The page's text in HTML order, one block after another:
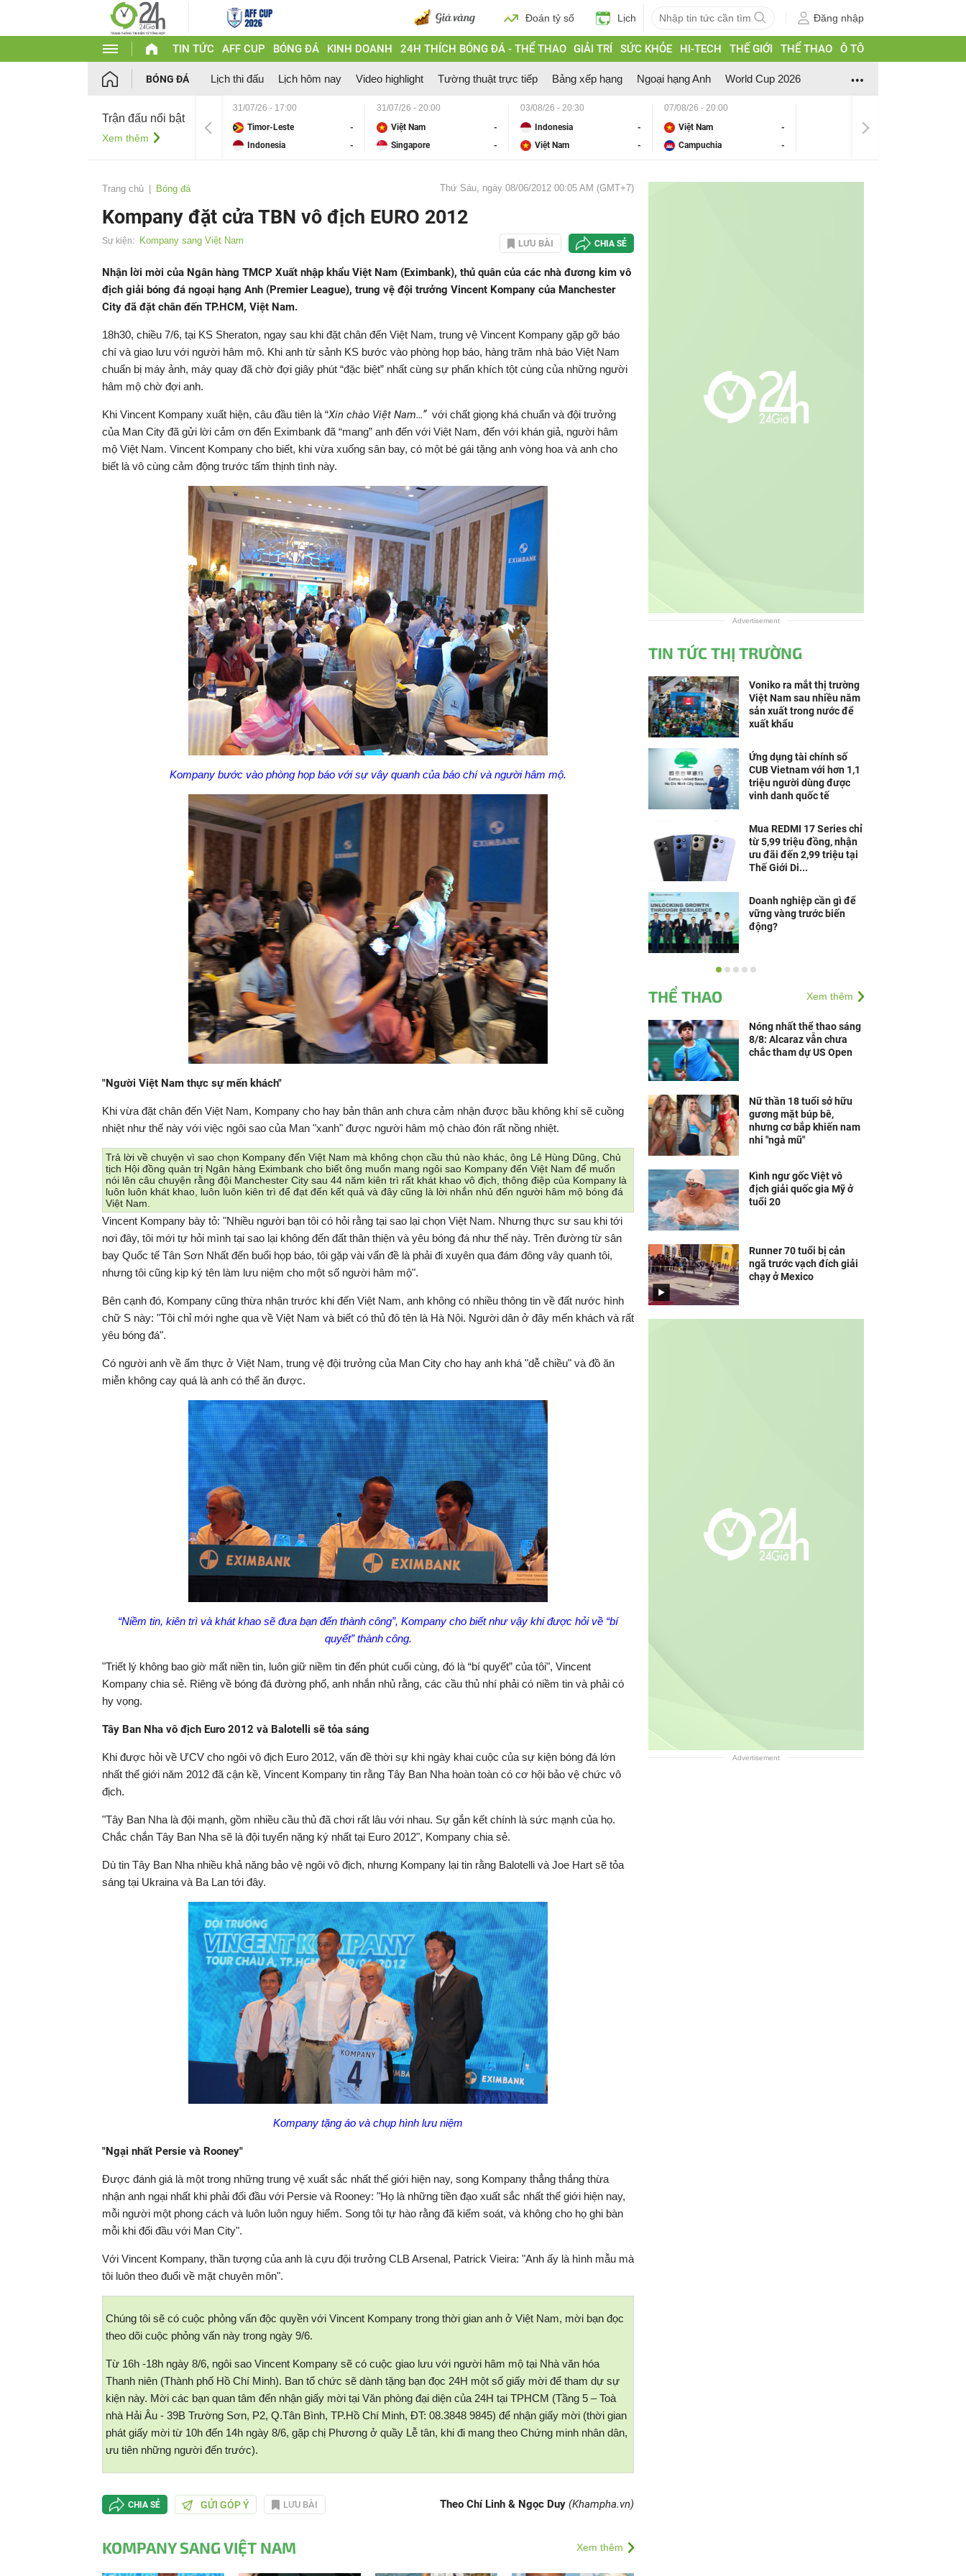
Đoán tỷ số Lịch Đăng nhập
TIN TỨC AFF CUP BÓNG ĐÁ KINH DOANH 24H THÍCH BÓNG ĐÁ - THỂ THAO GIẢI TRÍ SỨC KHỎE HI-TECH THẾ GIỚI THỂ THAO Ô TÔ
BÓNG ĐÁ Lịch thi đấu Lịch hôm nay Video highlight Tường thuật trực tiếp Bảng xếp hạng Ngoại hạng Anh World Cup 2026
Trận đấu nổi bật
Xem thêm
31/07/26 - 17:00
Timor-Leste
-
Indonesia
-
31/07/26 - 20:00
Việt Nam
-
Singapore
-
03/08/26 - 20:30
Indonesia
-
Việt Nam
-
07/08/26 - 20:00
Việt Nam
-
Campuchia
-
Trang chủ Bóng đá Thứ Sáu, ngày 08/06/2012 00:05 AM (GMT+7)
Kompany đặt cửa TBN vô địch EURO 2012
Sự kiện: Kompany sang Việt Nam LƯU BÀI CHIA SẺ
Nhận lời mời của Ngân hàng TMCP Xuất nhập khẩu Việt Nam (Eximbank), thủ quân của các nhà đương kim vô
địch giải bóng đá ngoại hạng Anh (Premier League), trung vệ đội trưởng Vincent Kompany của Manchester
City đã đặt chân đến TP.HCM, Việt Nam.
18h30, chiều 7/6, tại KS Sheraton, ngay sau khi đặt chân đến Việt Nam, trung vệ Vincent Kompany gặp gỡ báo
chí và giao lưu với người hâm mộ. Khi anh từ sảnh KS bước vào phòng họp báo, hàng trăm nhà báo Việt Nam
chuẩn bị máy ảnh, máy quay đã chờ đợi giây phút “đặc biệt” nhất cùng sự phấn khích tột cùng của những người
hâm mộ chờ đợi anh.
Khi Vincent Kompany xuất hiện, câu đầu tiên là “Xin chào Việt Nam…”với chất giọng khá chuẩn và đội trưởng
của Man City đã gửi lời cảm ơn đến Eximbank đã “mang” anh đến với Việt Nam, đến với khán giả, người hâm
mộ Việt Nam. Vincent Kompany cho biết, khi vừa xuống sân bay, có một bé gái tặng anh vòng hoa và anh cho
biết là vô cùng cảm động trước tấm thịnh tình này.
Kompany bước vào phòng họp báo với sự vây quanh của báo chí và người hâm mộ.
"Người Việt Nam thực sự mến khách"
Khi vừa đặt chân đến Việt Nam, Kompany cho hay bản thân anh chưa cảm nhận được bầu không khí sẽ cuồng
nhiệt như thế này với việc ngôi sao của Man "xanh" được người hâm mộ chào đón rất nồng nhiệt.
Trả lời về chuyện vì sao chọn Kompany đến Việt Nam mà không chọn cầu thủ nào khác, ông Lê Hùng Dũng, Chủ
tịch Hội đồng quản trị Ngân hàng Eximbank cho biết ông muốn mang ngôi sao Kompany đến Việt Nam để muốn
nói lên câu chuyện rằng đội Manchester City sau 44 năm kiên trì rất khát khao vô địch, thông điệp của Kompany là
luôn luôn khát khao, luôn luôn kiên trì để đạt đến kết quả và đây cũng là lời nhắn nhủ đến người hâm mộ bóng đá
Việt Nam.
Vincent Kompany bày tỏ: "Nhiều người bạn tôi có hỏi rằng tại sao lại chọn Việt Nam. Nhưng thực sư sau khi tới
nơi đây, tôi mới tự hỏi mình tại sao lại không đến đất thân thiện và yêu bóng đá như thế này. Trên đường từ sân
bay Quốc tế Tân Sơn Nhất đến buổi họp báo, tôi gặp vài vấn đề là phải đi xuyên qua đám đông vây quanh tôi,
nhưng tôi cũng kịp ký tên làm lưu niệm cho một số người hâm mộ".
Bên cạnh đó, Kompany cũng thừa nhận trước khi đến Việt Nam, anh không có nhiều thông tin về đất nước hình
chữ S này: "Tôi chỉ mới nghe qua về Việt Nam và biết có thủ đô tên là Hà Nội. Người dân ở đây mến khách và rất
yêu bóng đá".
Có người anh về ẩm thực ở Việt Nam, trung vệ đội trưởng của Man City cho hay anh khá "dễ chiều" và đồ ăn
miễn không cay quá là anh có thể ăn được.
“Niềm tin, kiên trì và khát khao sẽ đưa bạn đến thành công”, Kompany cho biết như vậy khi được hỏi về “bí
quyết” thành công.
"Triết lý không bao giờ mất niền tin, luôn giữ niềm tin đến phút cuối cùng, đó là “bí quyết” của tôi", Vincent
Kompany chia sẻ. Riêng về bóng đá đường phố, anh nhắn nhủ rằng, các cầu thủ nhí phải có niềm tin và phải có
hy vọng.
Tây Ban Nha vô địch Euro 2012 và Balotelli sẽ tỏa sáng
Khi được hỏi về ƯCV cho ngôi vô địch Euro 2012, vấn đề thời sự khi ngày khai cuộc của sự kiện bóng đá lớn
nhất thế giới năm 2012 đã cận kề, Vincent Kompany tin rằng Tây Ban Nha hoàn toàn có cơ hội bảo vệ chức vô
địch.
"Tây Ban Nha là đội mạnh, gồm nhiều cầu thủ đã chơi rất lâu với nhau. Sự gắn kết chính là sức mạnh của họ.
Chắc chắn Tây Ban Nha sẽ là đội tuyển nặng ký nhất tại Euro 2012", Kompany chia sẻ.
Dù tin Tây Ban Nha nhiều khả năng bảo vệ ngôi vô địch, nhưng Kompany lại tin rằng Balotelli và Joe Hart sẽ tỏa
sáng tại Ukraina và Ba Lan tới đây.
Kompany tặng áo và chụp hình lưu niệm
"Ngại nhất Persie và Rooney"
Được đánh giá là một trong những trung vệ xuất sắc nhất thế giới hiện nay, song Kompany thẳng thắng thừa
nhận anh ngại nhất khi phải đối đầu với Persie và Rooney: "Họ là những tiền đạo xuất sắc nhất thế giới hiện nay,
mỗi người một phong cách và luôn luôn nguy hiểm. Song tôi tự hào rằng đã kiếm soát, và không cho họ ghi bàn
mỗi khi đối đầu với Man City".
Với Vincent Kompany, thần tượng của anh là cựu đội trưởng CLB Arsenal, Patrick Vieira: "Anh ấy là hình mẫu mà
tôi luôn theo đuổi về mặt chuyên môn".
Chúng tôi sẽ có cuộc phỏng vấn độc quyền với Vincent Kompany trong thời gian anh ở Việt Nam, mời bạn đọc
theo dõi cuộc phỏng vấn này trong ngày 9/6.
Từ 16h -18h ngày 8/6, ngôi sao Vincent Kompany sẽ có cuộc giao lưu với người hâm mộ tại Nhà văn hóa
Thanh niên (Thành phố Hồ Chí Minh). Ban tổ chức sẽ dành tặng bạn đọc 24H một số giấy mời để tham dự sự
kiện này. Mời các bạn quan tâm đến nhận giấy mời tại Văn phòng đại diện của 24H tại TPHCM (Tầng 5 – Toà
nhà Hải Âu - 39B Trường Sơn, P2, Q.Tân Bình, TP.Hồ Chí Minh, ĐT: 08.3848 9845) để nhận giấy mời (thời gian
phát giấy mời từ 10h đến 14h ngày 8/6, gặp chị Phương ở quầy Lễ tân, khi đi mang theo Chứng minh nhân dân,
ưu tiên những người đến trước).
CHIA SẺ GỬI GÓP Ý LƯU BÀI Theo Chí Linh & Ngọc Duy (Khampha.vn)
KOMPANY SANG VIỆT NAM Xem thêm
Advertisement
TIN TỨC THỊ TRƯỜNG
Voniko ra mắt thị trường
Việt Nam sau nhiều năm
sản xuất trong nước để
xuất khẩu
Ứng dụng tài chính số
CUB Vietnam với hơn 1,1
triệu người dùng được
vinh danh quốc tế
Mua REDMI 17 Series chỉ
từ 5,99 triệu đồng, nhận
ưu đãi đến 2,99 triệu tại
Thế Giới Di...
Doanh nghiệp cần gì để
vững vàng trước biến
động?
Trung tâm Y khoa
nghĩa cử đẹp vì cộng
THỂ THAO Xem thêm
Nóng nhất thể thao sáng
8/8: Alcaraz vẫn chưa
chắc tham dự US Open
Nữ thần 18 tuổi sở hữu
gương mặt búp bê,
nhưng cơ bắp khiến nam
nhi "ngả mũ"
Kình ngư gốc Việt vô
địch giải quốc gia Mỹ ở
tuổi 20
Runner 70 tuổi bị cản
ngã trước vạch đích giải
chạy ở Mexico
Advertisement